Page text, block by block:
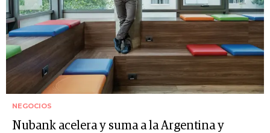
NEGOCIOS
Nubank acelera y suma a la Argentina y